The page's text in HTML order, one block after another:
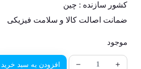
کشور سازنده : چین
ضمانت اصالت کالا و سلامت فیزیکی
موجود
افزودن به سبد خرید